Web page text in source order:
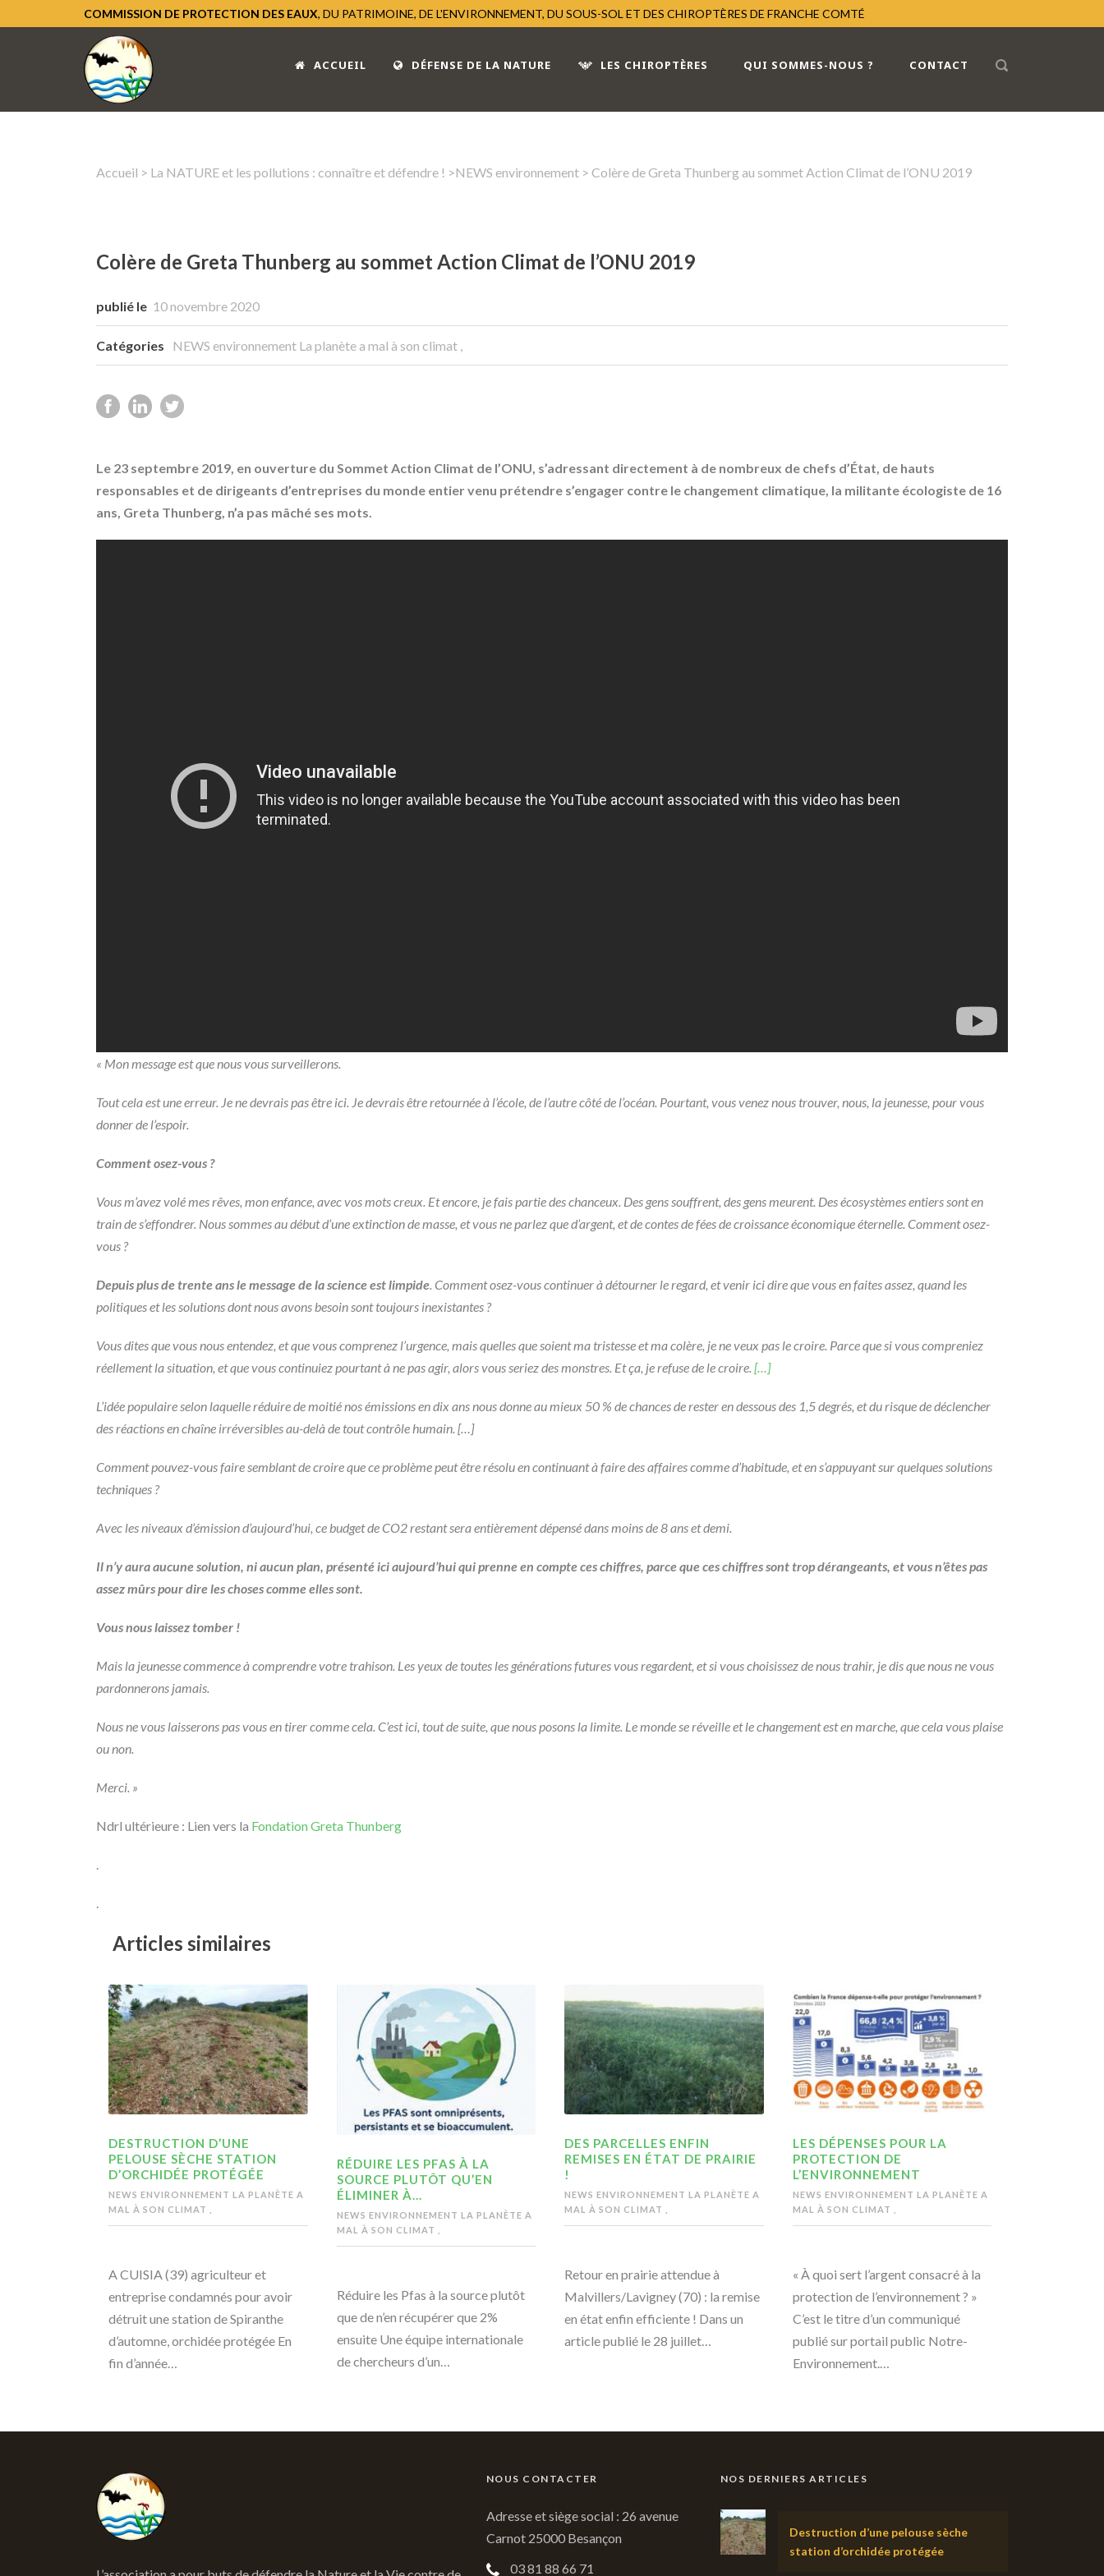
COMMISSION DE PROTECTION DES EAUX, DU PATRIMOINE, DE L'ENVIRONNEMENT, DU SOUS-SOL ET DES CHIROPTÈRES DE FRANCHE COMTÉ
ACCUEIL DÉFENSE DE LA NATURE LES CHIROPTÈRES QUI SOMMES-NOUS ? CONTACT
Accueil > La NATURE et les pollutions : connaître et défendre ! >NEWS environnement > Colère de Greta Thunberg au sommet Action Climat de l’ONU 2019
Colère de Greta Thunberg au sommet Action Climat de l’ONU 2019
publié le 10 novembre 2020
Catégories NEWS environnement La planète a mal à son climat ,
Le 23 septembre 2019, en ouverture du Sommet Action Climat de l’ONU, s’adressant directement à de nombreux de chefs d’État, de hauts
responsables et de dirigeants d’entreprises du monde entier venu prétendre s’engager contre le changement climatique, la militante écologiste de 16
ans, Greta Thunberg, n’a pas mâché ses mots.
« Mon message est que nous vous surveillerons.
Tout cela est une erreur. Je ne devrais pas être ici. Je devrais être retournée à l’école, de l’autre côté de l’océan. Pourtant, vous venez nous trouver, nous, la jeunesse, pour vous
donner de l’espoir.
Comment osez-vous ?
Vous m’avez volé mes rêves, mon enfance, avec vos mots creux. Et encore, je fais partie des chanceux. Des gens souffrent, des gens meurent. Des écosystèmes entiers sont en
train de s’effondrer. Nous sommes au début d’une extinction de masse, et vous ne parlez que d’argent, et de contes de fées de croissance économique éternelle. Comment osez-
vous ?
Depuis plus de trente ans le message de la science est limpide. Comment osez-vous continuer à détourner le regard, et venir ici dire que vous en faites assez, quand les
politiques et les solutions dont nous avons besoin sont toujours inexistantes ?
Vous dites que vous nous entendez, et que vous comprenez l’urgence, mais quelles que soient ma tristesse et ma colère, je ne veux pas le croire. Parce que si vous compreniez
réellement la situation, et que vous continuiez pourtant à ne pas agir, alors vous seriez des monstres. Et ça, je refuse de le croire. […]
L’idée populaire selon laquelle réduire de moitié nos émissions en dix ans nous donne au mieux 50 % de chances de rester en dessous des 1,5 degrés, et du risque de déclencher
des réactions en chaîne irréversibles au-delà de tout contrôle humain. […]
Comment pouvez-vous faire semblant de croire que ce problème peut être résolu en continuant à faire des affaires comme d’habitude, et en s’appuyant sur quelques solutions
techniques ?
Avec les niveaux d’émission d’aujourd’hui, ce budget de CO2 restant sera entièrement dépensé dans moins de 8 ans et demi.
Il n’y aura aucune solution, ni aucun plan, présenté ici aujourd’hui qui prenne en compte ces chiffres, parce que ces chiffres sont trop dérangeants, et vous n’êtes pas
assez mûrs pour dire les choses comme elles sont.
Vous nous laissez tomber !
Mais la jeunesse commence à comprendre votre trahison. Les yeux de toutes les générations futures vous regardent, et si vous choisissez de nous trahir, je dis que nous ne vous
pardonnerons jamais.
Nous ne vous laisserons pas vous en tirer comme cela. C’est ici, tout de suite, que nous posons la limite. Le monde se réveille et le changement est en marche, que cela vous plaise
ou non.
Merci. »
Ndrl ultérieure : Lien vers la Fondation Greta Thunberg
.
.
Articles similaires
DESTRUCTION D’UNE
PELOUSE SÈCHE STATION
D’ORCHIDÉE PROTÉGÉE
NEWS ENVIRONNEMENT LA PLANÈTE A
MAL À SON CLIMAT
A CUISIA (39) agriculteur et
entreprise condamnés pour avoir
détruit une station de Spiranthe
d’automne, orchidée protégée En
fin d’année…
RÉDUIRE LES PFAS À LA
SOURCE PLUTÔT QU’EN
ÉLIMINER À…
NEWS ENVIRONNEMENT LA PLANÈTE A
MAL À SON CLIMAT
Réduire les Pfas à la source plutôt
que de n’en récupérer que 2%
ensuite Une équipe internationale
de chercheurs d’un…
DES PARCELLES ENFIN
REMISES EN ÉTAT DE PRAIRIE
!
NEWS ENVIRONNEMENT LA PLANÈTE A
MAL À SON CLIMAT
Retour en prairie attendue à
Malvillers/Lavigney (70) : la remise
en état enfin efficiente ! Dans un
article publié le 28 juillet…
LES DÉPENSES POUR LA
PROTECTION DE
L’ENVIRONNEMENT
NEWS ENVIRONNEMENT LA PLANÈTE A
MAL À SON CLIMAT
« À quoi sert l’argent consacré à la
protection de l’environnement ? »
C’est le titre d’un communiqué
publié sur portail public Notre-
Environnement.…
NOUS CONTACTER
Adresse et siège social : 26 avenue
Carnot 25000 Besançon
03 81 88 66 71
NOS DERNIERS ARTICLES
Destruction d’une pelouse sèche
station d’orchidée protégée